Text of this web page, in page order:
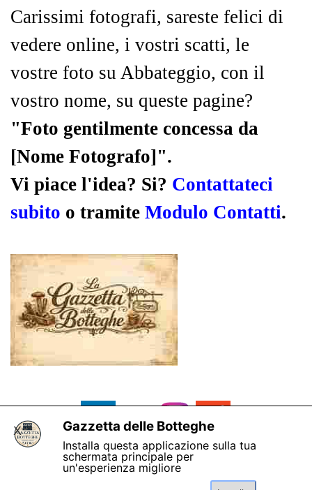
Carissimi fotografi, sareste felici di
vedere online, i vostri scatti, le
vostre foto su Abbateggio, con il
vostro nome, su queste pagine?
"Foto gentilmente concessa da
[Nome Fotografo]".
Vi piace l'idea? Si? Contattateci
subito o tramite Modulo Contatti.
Gazzetta delle Botteghe
Installa questa applicazione sulla tua
schermata principale per
un'esperienza migliore
X